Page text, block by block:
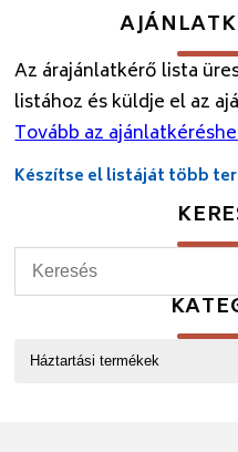
Az árajánlatkérő lista
listához és küldje el az
Tovább az
Készítse el listáját több